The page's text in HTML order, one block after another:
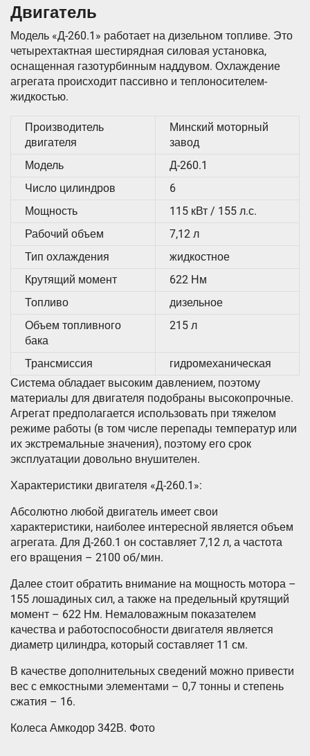
Двигатель
Модель «Д-260.1» работает на дизельном топливе. Это
четырехтактная шестирядная силовая установка,
оснащенная газотурбинным наддувом. Охлаждение
агрегата происходит пассивно и теплоносителем-
жидкостью.
Производитель
двигателя
Минский моторный
завод
Модель
Д-260.1
Число цилиндров
6
Мощность
115 кВт / 155 л.с.
Рабочий объем
7,12 л
Тип охлаждения
жидкостное
Крутящий момент
622 Нм
Топливо
дизельное
Объем топливного
бака
215 л
Трансмиссия
гидромеханическая
Система обладает высоким давлением, поэтому
материалы для двигателя подобраны высокопрочные.
Агрегат предполагается использовать при тяжелом
режиме работы (в том числе перепады температур или
их экстремальные значения), поэтому его срок
эксплуатации довольно внушителен.
Характеристики двигателя «Д-260.1»:
Абсолютно любой двигатель имеет свои
характеристики, наиболее интересной является объем
агрегата. Для Д-260.1 он составляет 7,12 л, а частота
его вращения – 2100 об/мин.
Далее стоит обратить внимание на мощность мотора –
155 лошадиных сил, а также на предельный крутящий
момент – 622 Нм. Немаловажным показателем
качества и работоспособности двигателя является
диаметр цилиндра, который составляет 11 см.
В качестве дополнительных сведений можно привести
вес с емкостными элементами – 0,7 тонны и степень
сжатия – 16.
Колеса Амкодор 342В. Фото